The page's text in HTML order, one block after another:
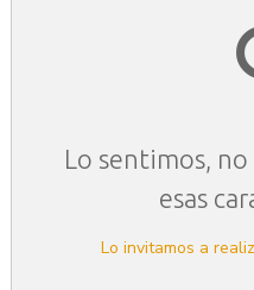
Lo sentimos,
esas
Lo invitamos a